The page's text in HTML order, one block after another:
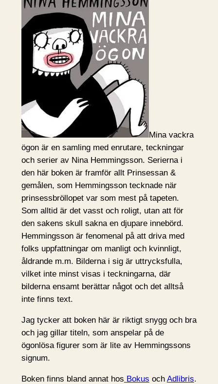
Mina vackra
ögon är en samling med enrutare, teckningar
och serier av Nina Hemmingsson. Serierna i
den här boken är framför allt Prinsessan &
gemålen, som Hemmingsson tecknade när
prinsessbröllopet var som mest på tapeten.
Som alltid är det vasst och roligt, utan att för
den sakens skull sakna en djupare innebörd.
Hemmingsson är fenomenal på att driva med
folks uppfattningar om manligt och kvinnligt,
åldrande m.m. Bilderna i sig är uttrycksfulla,
vilket inte minst visas i teckningarna, där
bilderna ensamt berättar något och det alltså
inte finns text.
Jag tycker att boken här är riktigt snygg och bra
och jag gillar titeln, som anspelar på de
ögonlösa figurer som är lite av Hemmingssons
signum.
Boken finns bland annat hos Bokus och Adlibris.